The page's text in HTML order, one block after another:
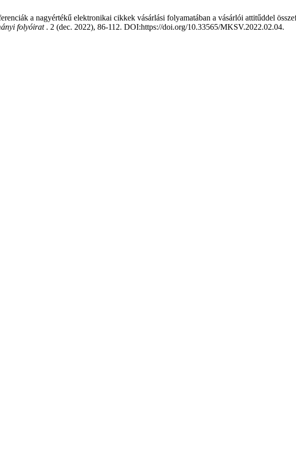
a nagyértékű elektronikai cikkek vásárlási folyamatában a vásárlói attitűddel
folyóirat . 2 (dec. 2022), 86-112. DOI:https://doi.org/10.33565/MKSV.2022.02.04.